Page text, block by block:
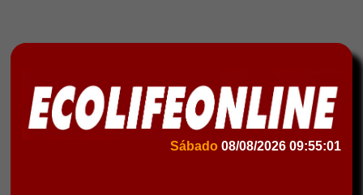
Sábado 08/08/2026 09:55:01